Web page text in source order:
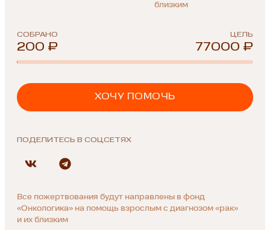
близким
СОБРАНО ЦЕЛЬ
200 ₽ 77000 ₽
ХОЧУ ПОМОЧЬ
ПОДЕЛИТЕСЬ В СОЦСЕТЯХ
Все пожертвования будут направлены в фонд
«Онкологика» на помощь взрослым с диагнозом «рак»
и их близким